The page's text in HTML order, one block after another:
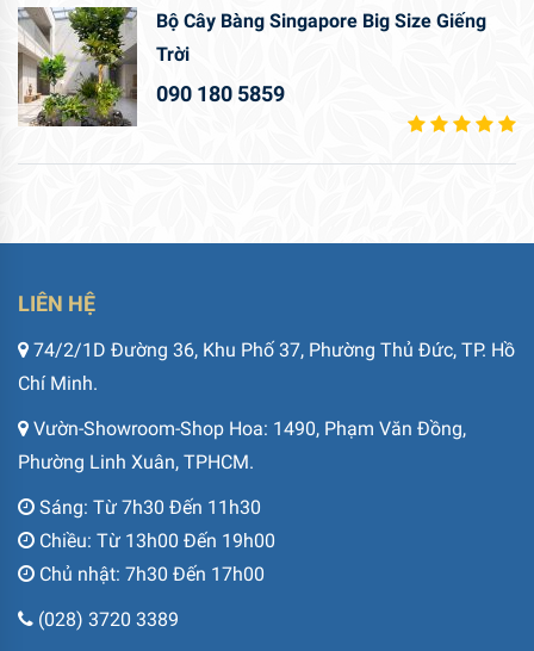
Bộ Cây Bàng Singapore Big Size Giếng
Trời
090 180 5859
LIÊN HỆ
74/2/1D Đường 36, Khu Phố 37, Phường Thủ Đức, TP. Hồ
Chí Minh.
Vườn-Showroom-Shop Hoa: 1490, Phạm Văn Đồng,
Phường Linh Xuân, TPHCM.
Sáng: Từ 7h30 Đến 11h30
Chiều: Từ 13h00 Đến 19h00
Chủ nhật: 7h30 Đến 17h00
(028) 3720 3389